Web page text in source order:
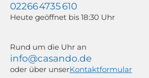
02266 4735 610
Heute geöffnet bis 18:30 Uhr
Rund um die Uhr an
info@casando.de
oder über unserKontaktformular